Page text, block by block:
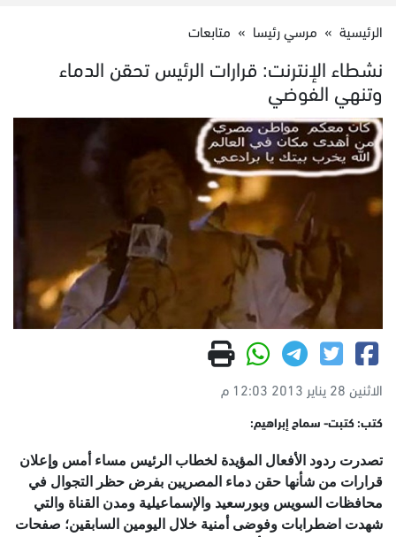
الرئيسية » مرسي رئيسا » متابعات
نشطاء الإنترنت: قرارات الرئيس تحقن الدماء
وتنهي الفوضي
الاثنين 28 يناير 2013 12:03 م
كتب: كتبت- سماح إبراهيم:
تصدرت ردود الأفعال المؤيدة لخطاب الرئيس مساء أمس وإعلان
قرارات من شأنها حقن دماء المصريين بفرض حظر التجوال في
محافظات السويس وبورسعيد والإسماعيلية ومدن القناة والتي
شهدت اضطرابات وفوضى أمنية خلال اليومين السابقين؛ صفحات